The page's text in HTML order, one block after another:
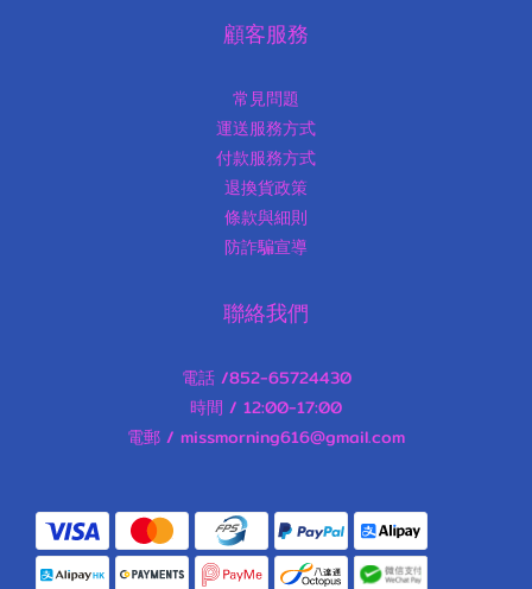
顧客服務
常見問題
運送服務方式
付款服務方式
退換貨政策
條款與細則
防詐騙宣導
聯絡我們
電話 /852-65724430
時間 / 12:00-17:00
電郵 / missmorning616@gmail.com